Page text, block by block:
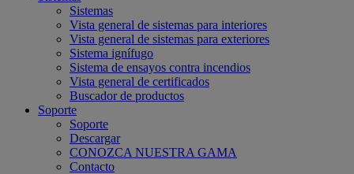
Sistemas
Vista general de sistemas para interiores
Vista general de sistemas para exteriores
Sistema ignífugo
Sistema de ensayos contra incendios
Vista general de certificados
Buscador de productos
Soporte
Soporte
Descargar
CONOZCA NUESTRA GAMA
Contacto